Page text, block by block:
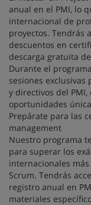
anual en el PMI, lo
internacional de
proyectos. Tendrás
descuentos en
descarga gratuita
Durante el
sesiones
y directivos del
oportunidades
Prepárate para las
management
Nuestro programa
para superar los
internacionales más
Scrum. Tendrás
registro anual en
materiales